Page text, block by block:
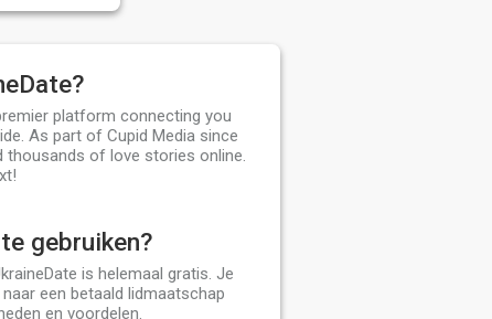
platform connecting you
As part of Cupid Media since
thousands of love stories online.
gebruiken?
is helemaal gratis. Je
een betaald lidmaatschap
en voordelen.